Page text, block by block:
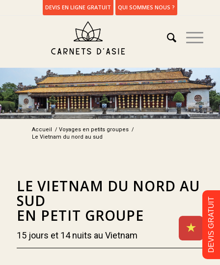
DEVIS EN LIGNE GRATUIT QUI SOMMES NOUS ?
Accueil / Voyages en petits groupes /
Le Vietnam du nord au sud
LE VIETNAM DU NORD AU
SUD
EN PETIT GROUPE
15 jours et 14 nuits au Vietnam DEVIS GRATUIT